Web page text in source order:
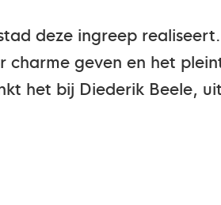
deze ingreep
charme geven en het
het bij Diederik Beele,